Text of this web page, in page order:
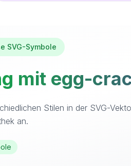
SVG-Symbole
mit egg-
Stilen in der SVG-
an.